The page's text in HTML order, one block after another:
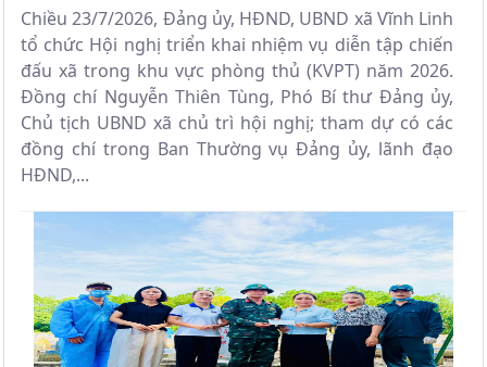
Chiều 23/7/2026, Đảng ủy, HĐND, UBND xã Vĩnh Linh
tổ chức Hội nghị triển khai nhiệm vụ diễn tập chiến
đấu xã trong khu vực phòng thủ (KVPT) năm 2026.
Đồng chí Nguyễn Thiên Tùng, Phó Bí thư Đảng ủy,
Chủ tịch UBND xã chủ trì hội nghị; tham dự có các
đồng chí trong Ban Thường vụ Đảng ủy, lãnh đạo
HĐND,...